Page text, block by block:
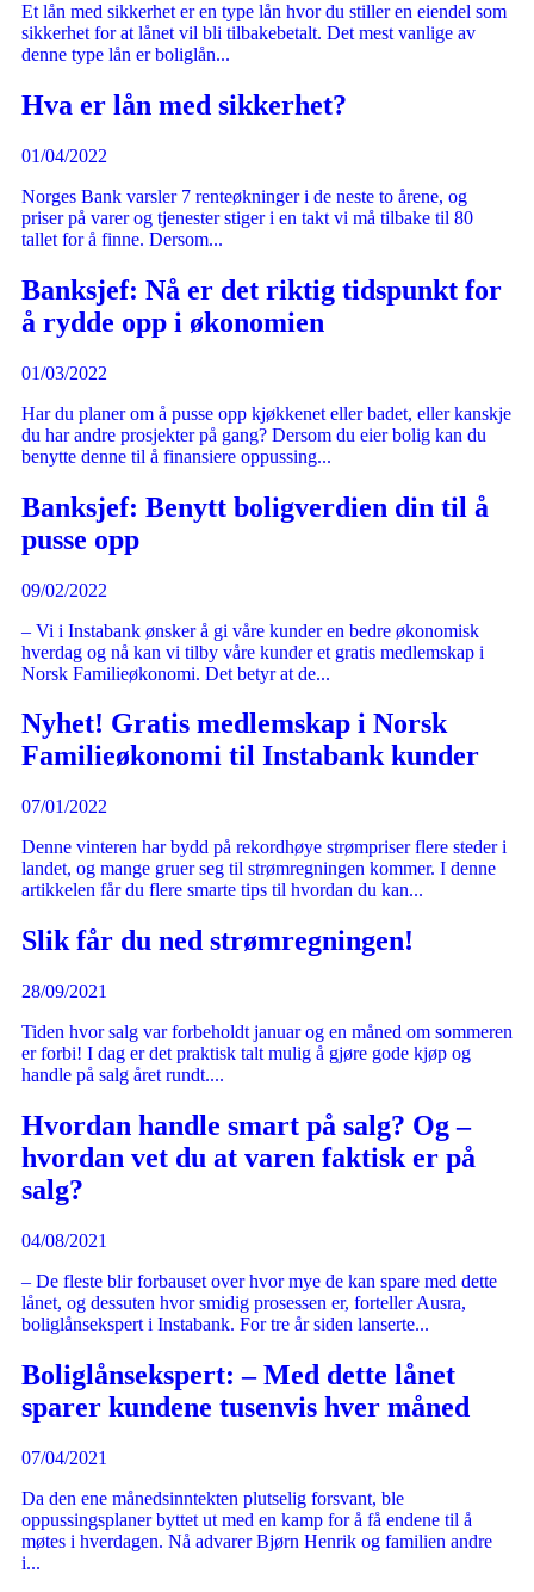
Et lån med sikkerhet er en type lån hvor du stiller en eiendel som
sikkerhet for at lånet vil bli tilbakebetalt. Det mest vanlige av
denne type lån er boliglån...
Hva er lån med sikkerhet?
01/04/2022
Norges Bank varsler 7 renteøkninger i de neste to årene, og
priser på varer og tjenester stiger i en takt vi må tilbake til 80
tallet for å finne. Dersom...
Banksjef: Nå er det riktig tidspunkt for
å rydde opp i økonomien
01/03/2022
Har du planer om å pusse opp kjøkkenet eller badet, eller kanskje
du har andre prosjekter på gang? Dersom du eier bolig kan du
benytte denne til å finansiere oppussing...
Banksjef: Benytt boligverdien din til å
pusse opp
09/02/2022
– Vi i Instabank ønsker å gi våre kunder en bedre økonomisk
hverdag og nå kan vi tilby våre kunder et gratis medlemskap i
Norsk Familieøkonomi. Det betyr at de...
Nyhet! Gratis medlemskap i Norsk
Familieøkonomi til Instabank kunder
07/01/2022
Denne vinteren har bydd på rekordhøye strømpriser flere steder i
landet, og mange gruer seg til strømregningen kommer. I denne
artikkelen får du flere smarte tips til hvordan du kan...
Slik får du ned strømregningen!
28/09/2021
Tiden hvor salg var forbeholdt januar og en måned om sommeren
er forbi! I dag er det praktisk talt mulig å gjøre gode kjøp og
handle på salg året rundt....
Hvordan handle smart på salg? Og –
hvordan vet du at varen faktisk er på
salg?
04/08/2021
– De fleste blir forbauset over hvor mye de kan spare med dette
lånet, og dessuten hvor smidig prosessen er, forteller Ausra,
boliglånsekspert i Instabank. For tre år siden lanserte...
Boliglånsekspert: – Med dette lånet
sparer kundene tusenvis hver måned
07/04/2021
Da den ene månedsinntekten plutselig forsvant, ble
oppussingsplaner byttet ut med en kamp for å få endene til å
møtes i hverdagen. Nå advarer Bjørn Henrik og familien andre
i...